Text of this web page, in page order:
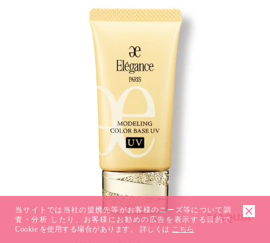
当サイトでは当社の提携先等がお客様のニーズ等について調
査・分析 したり、お客様にお勧めの広告を表示する目的で
Cookie を使用する場合があります。 詳しくは こちら